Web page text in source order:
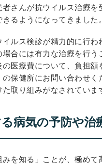
者さんが抗ウイルス治療
きるようになってきました
ルス検診が精力的に行
場合には有力な治療を行
医療費について、負担
保健所にお問い合わせ
た取り組みがなされていま
病気の予防や治
みを知る」ことが、極め